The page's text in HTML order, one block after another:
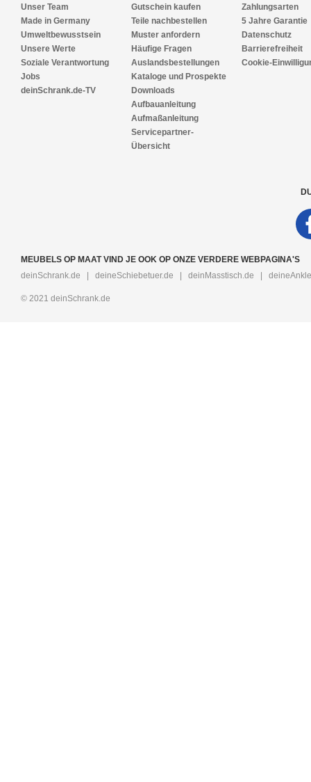
Unser Team
Made in Germany
Umweltbewusstsein
Unsere Werte
Soziale Verantwortung
Jobs
deinSchrank.de-TV
Gutschein kaufen
Teile nachbestellen
Muster anfordern
Häufige Fragen
Auslandsbestellungen
Kataloge und Prospekte
Downloads
Aufbauanleitung
Aufmaßanleitung
Servicepartner-
Übersicht
Zahlungsarten
5 Jahre Garantie
Datenschutz
Barrierefreiheit
Cookie-
MEUBELS OP MAAT VIND JE OOK OP ONZE VERDERE WEBPAGINA'S
deinSchrank.de | deineSchiebetuer.de | deinMasstisch.de |
© 2021 deinSchrank.de